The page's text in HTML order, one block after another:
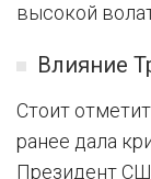
высокой
Влияние
Стоит
ранее дала
Президент